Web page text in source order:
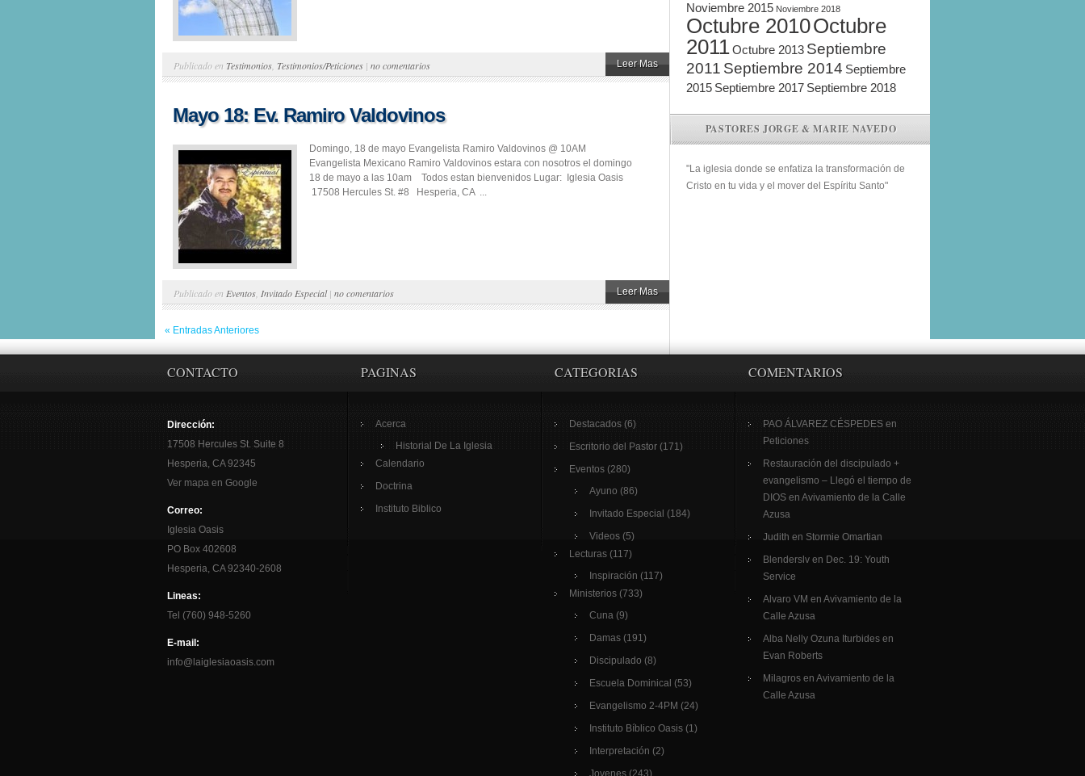
Publicado en Testimonios Testimonios/Peticiones | no comentarios Leer Mas
Mayo 18: Ev. Ramiro Valdovinos
Domingo, 18 de mayo Evangelista Ramiro Valdovinos @ 10AM
Evangelista Mexicano Ramiro Valdovinos estara con nosotros el domingo
18 de mayo a las 10am Todos estan bienvenidos Lugar: Iglesia Oasis
17508 Hercules St. #8 Hesperia, CA ...
Publicado en Eventos Invitado Especial| no comentarios Leer Mas
« Entradas Anteriores
Noviembre 2015 Noviembre 2018
Octubre 2010Octubre
2011Octubre 2013 Septiembre
2011 Septiembre 2014 Septiembre
2015 Septiembre 2017 Septiembre 2018
PASTORES JORGE & MARIE NAVEDO
"La iglesia donde se enfatiza la transformación de
Cristo en tu vida y el mover del Espíritu Santo"
CONTACTO
Dirección:
17508 Hercules St. Suite 8
Hesperia, CA 92345
Ver mapa en Google
Correo:
Iglesia Oasis
PO Box 402608
Hesperia, CA 92340-2608
Lineas:
Tel (760) 948-5260
E-mail:
info@laiglesiaoasis.com
PAGINAS
Acerca
Historial De La Iglesia
Calendario
Doctrina
Instituto Biblico
CATEGORIAS
Destacados (6)
Escritorio del Pastor (171)
Eventos (280)
Ayuno (86)
Invitado Especial (184)
Videos (5)
Lecturas (117)
Inspiración (117)
Ministerios (733)
Cuna (9)
Damas (191)
Discipulado (8)
Escuela Dominical (53)
Evangelismo 2-4PM (24)
Instituto Bíblico Oasis (1)
Interpretación (2)
Jovenes (243)
COMENTARIOS
PAO ÁLVAREZ CÉSPEDES en
Peticiones
Restauración del discipulado +
evangelismo – Llegó el tiempo de
DIOS en Avivamiento de la Calle
Azusa
Judith en Stormie Omartian
Blenderslv en Dec. 19: Youth
Service
Alvaro VM en Avivamiento de la
Calle Azusa
Alba Nelly Ozuna Iturbides en
Evan Roberts
Milagros en Avivamiento de la
Calle Azusa